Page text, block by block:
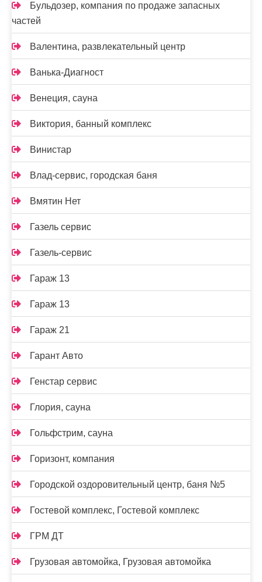
Бульдозер, компания по продаже запасных
частей
Валентина, развлекательный центр
Ванька-Диагност
Венеция, сауна
Виктория, банный комплекс
Винистар
Влад-сервис, городская баня
Вмятин Нет
Газель сервис
Газель-сервис
Гараж 13
Гараж 13
Гараж 21
Гарант Авто
Генстар сервис
Глория, сауна
Гольфстрим, сауна
Горизонт, компания
Городской оздоровительный центр, баня №5
Гостевой комплекс, Гостевой комплекс
ГРМ ДТ
Грузовая автомойка, Грузовая автомойка